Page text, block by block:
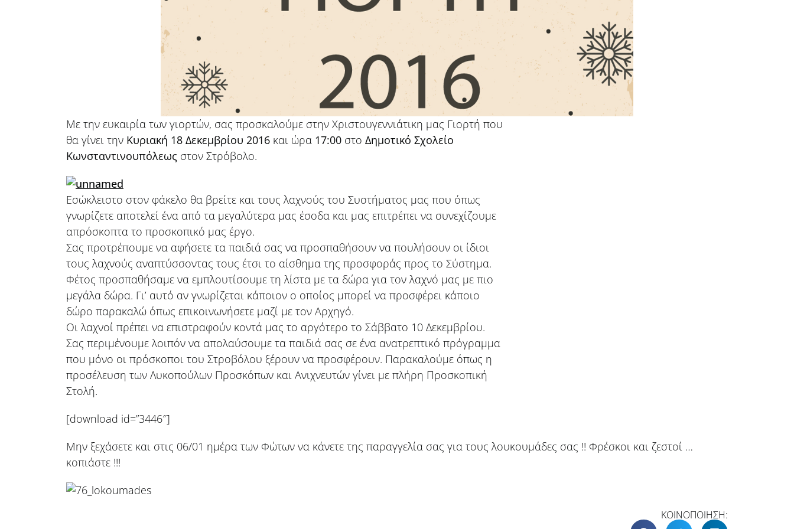
Με την ευκαιρία των γιορτών, σας προσκαλούμε στην Χριστουγεννιάτικη μας Γιορτή που
θα γίνει την Κυριακή 18 Δεκεμβρίου 2016 και ώρα 17:00 στο Δημοτικό Σχολείο
Κωνσταντινουπόλεως στον Στρόβολο.
Εσώκλειστο στον φάκελο θα βρείτε και τους λαχνούς του Συστήματος μας που όπως
γνωρίζετε αποτελεί ένα από τα μεγαλύτερα μας έσοδα και μας επιτρέπει να συνεχίζουμε
απρόσκοπτα το προσκοπικό μας έργο.
Σας προτρέπουμε να αφήσετε τα παιδιά σας να προσπαθήσουν να πουλήσουν οι ίδιοι
τους λαχνούς αναπτύσσοντας τους έτσι το αίσθημα της προσφοράς προς το Σύστημα.
Φέτος προσπαθήσαμε να εμπλουτίσουμε τη λίστα με τα δώρα για τον λαχνό μας με πιο
μεγάλα δώρα. Γι’ αυτό αν γνωρίζεται κάποιον ο οποίος μπορεί να προσφέρει κάποιο
δώρο παρακαλώ όπως επικοινωνήσετε μαζί με τον Αρχηγό.
Οι λαχνοί πρέπει να επιστραφούν κοντά μας το αργότερο το Σάββατο 10 Δεκεμβρίου.
Σας περιμένουμε λοιπόν να απολαύσουμε τα παιδιά σας σε ένα ανατρεπτικό πρόγραμμα
που μόνο οι πρόσκοποι του Στροβόλου ξέρουν να προσφέρουν. Παρακαλούμε όπως η
προσέλευση των Λυκοπούλων Προσκόπων και Ανιχνευτών γίνει με πλήρη Προσκοπική
Στολή.
[download id=”3446″]
Μην ξεχάσετε και στις 06/01 ημέρα των Φώτων να κάνετε της παραγγελία σας για τους λουκουμάδες σας !! Φρέσκοι και ζεστοί …
κοπιάστε !!!
ΚΟΙΝΟΠΟΙΗΣΗ: